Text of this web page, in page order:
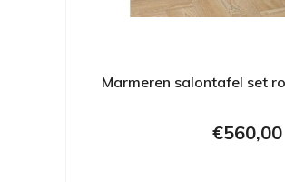
Marmeren salontafel set
€560,00